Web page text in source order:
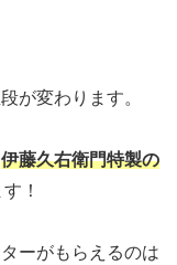
が変わります。
伊藤久右衛門特製の
！
ーがもらえるのは